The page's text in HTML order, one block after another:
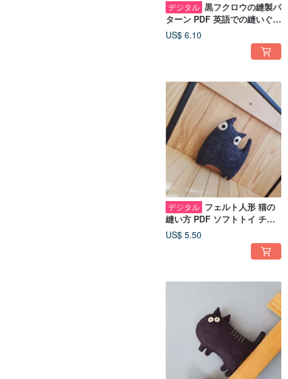
デジタル 黒フクロウの縫製パ
ターン PDF 英語での縫いぐる
みのチュートリアル、ハロウ
ィーンの装飾 PDF
US$ 6.10
デジタル フェルト人形 猫の
縫い方 PDF ソフトトイ チュ
ートリアル 英語版 デジタル商
品
US$ 5.50